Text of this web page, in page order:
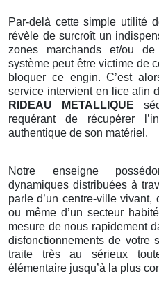
Par-delà cette simple utilité
révèle de surcroît un
zones marchands et/ou
système peut être victime de
bloquer ce engin. C’est
service intervient en lice afin
RIDEAU METALLIQUE
requérant de récupérer
authentique de son matériel.
Notre enseigne
dynamiques distribuées à
parle d’un centre-ville vivant,
ou même d’un secteur
mesure de nous rapidement
disfonctionnements de votre
traite très au sérieux
élémentaire jusqu’à la plus